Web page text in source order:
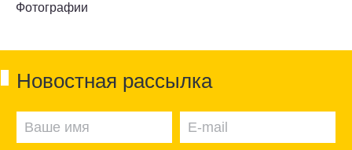
Фотографии
Новостная рассылка